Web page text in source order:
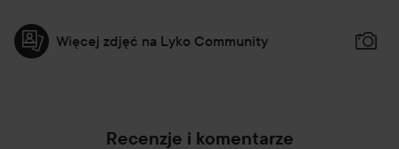
Więcej zdjęć na Lyko Community
Recenzje i komentarze